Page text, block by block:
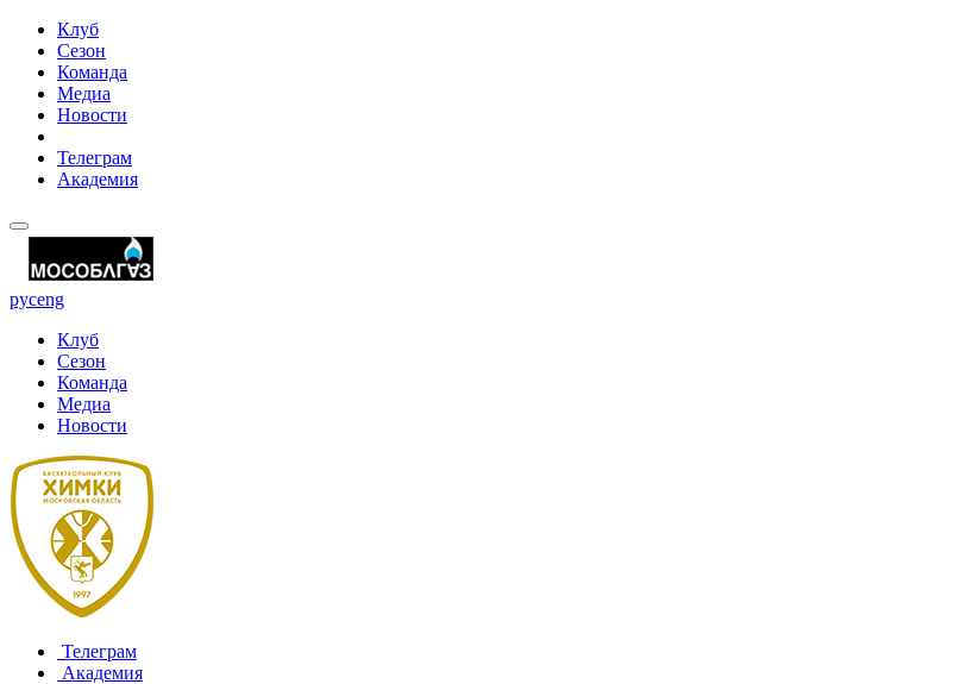
Клуб
Сезон
Команда
Медиа
Новости
Телеграм
Академия
русeng
Клуб
Сезон
Команда
Медиа
Новости
Телеграм
Академия